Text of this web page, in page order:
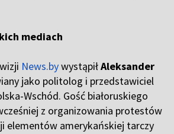
mediach
News.bywystąpiłAleksander
jako politolog i przedstawiciel
Wschód. Gość białoruskiego
z organizowania protestów
elementów amerykańskiej tarczy